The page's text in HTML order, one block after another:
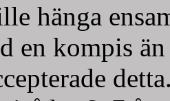
hänga
en kompis